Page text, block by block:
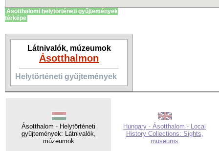
Ásotthalomi helytörténeti gyűjtemények
térképe
Látnivalók, múzeumok
Ásotthalmon
Helytörténeti gyűjtemények
Ásotthalom - Helytörténeti
gyűjtemények: Látnivalók,
múzeumok
Hungary - Ásotthalom - Local
History Collections: Sights,
museums